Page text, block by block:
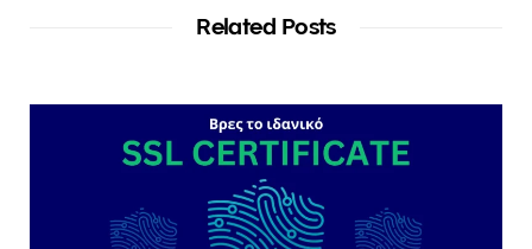
Related Posts